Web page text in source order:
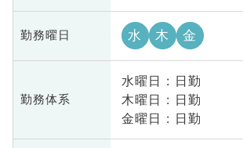
勤務曜日 水 木 金
勤務体系
水曜日 : 日勤
木曜日 : 日勤
金曜日 : 日勤